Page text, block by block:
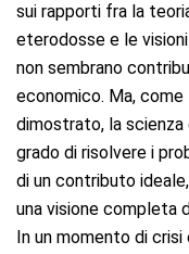
sui rapporti fra la
eterodosse e le
non sembrano
economico. Ma,
dimostrato, la
grado di risolvere i
di un contributo
una visione completa
In un momento di